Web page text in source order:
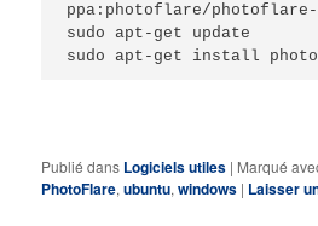
ppa:photoflare/
sudo apt-get update
sudo apt-get install
Publié dans Logiciels utiles | Marqué
PhotoFlare,ubuntu,windows | Laisser